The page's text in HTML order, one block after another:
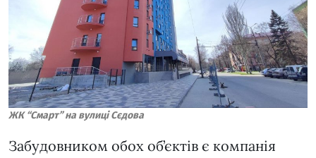
ЖК “Смарт” на вулиці Сєдова
Забудовником обох об’єктів є компанія